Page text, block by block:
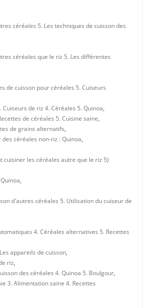
céréales 5. Les techniques de cuisson des
céréales que le riz 5. Les différentes
de cuisson pour céréales 5. Cuiseurs
Cuiseurs de riz 4. Céréales 5. Quinoa,
de céréales 5. Cuisine saine,
de grains alternatifs,
céréales non-riz : Quinoa,
cuisiner les céréales autre que le riz 5)
,
d'autres céréales 5. Utilisation du cuiseur de
4. Céréales alternatives 5. Recettes
appareils de cuisson,
riz,
des céréales 4. Quinoa 5. Boulgour,
3. Alimentation saine 4. Recettes